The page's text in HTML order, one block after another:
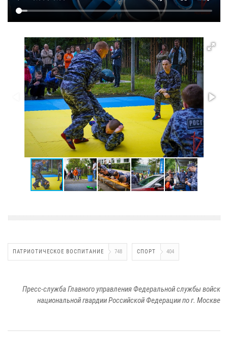
ПАТРИОТИЧЕСКОЕ ВОСПИТАНИЕ 748 СПОРТ 404
Пресс-служба Главного управления Федеральной службы войск
национальной гвардии Российской Федерации по г. Москве